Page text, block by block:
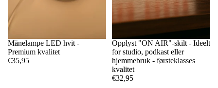
Månelampe LED hvit -
Premium kvalitet
€35,95
Opplyst "ON AIR"-skilt - Ideelt
for studio, podkast eller
hjemmebruk - førsteklasses
kvalitet
€32,95